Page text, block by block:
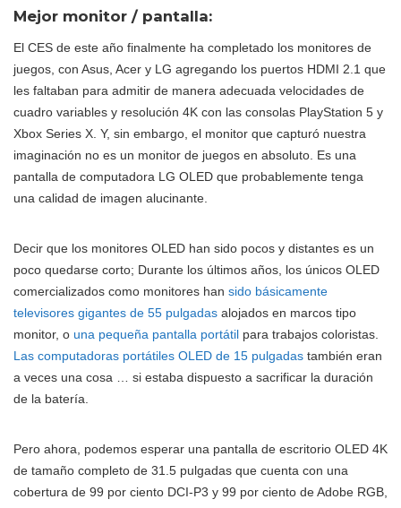
Mejor monitor / pantalla:
El CES de este año finalmente ha completado los monitores de
juegos, con Asus, Acer y LG agregando los puertos HDMI 2.1 que
les faltaban para admitir de manera adecuada velocidades de
cuadro variables y resolución 4K con las consolas PlayStation 5 y
Xbox Series X. Y, sin embargo, el monitor que capturó nuestra
imaginación no es un monitor de juegos en absoluto. Es una
pantalla de computadora LG OLED que probablemente tenga
una calidad de imagen alucinante.
Decir que los monitores OLED han sido pocos y distantes es un
poco quedarse corto; Durante los últimos años, los únicos OLED
comercializados como monitores han sido básicamente
televisores gigantes de 55 pulgadas alojados en marcos tipo
monitor, o una pequeña pantalla portátil para trabajos coloristas.
Las computadoras portátiles OLED de 15 pulgadas también eran
a veces una cosa … si estaba dispuesto a sacrificar la duración
de la batería.
Pero ahora, podemos esperar una pantalla de escritorio OLED 4K
de tamaño completo de 31.5 pulgadas que cuenta con una
cobertura de 99 por ciento DCI-P3 y 99 por ciento de Adobe RGB,